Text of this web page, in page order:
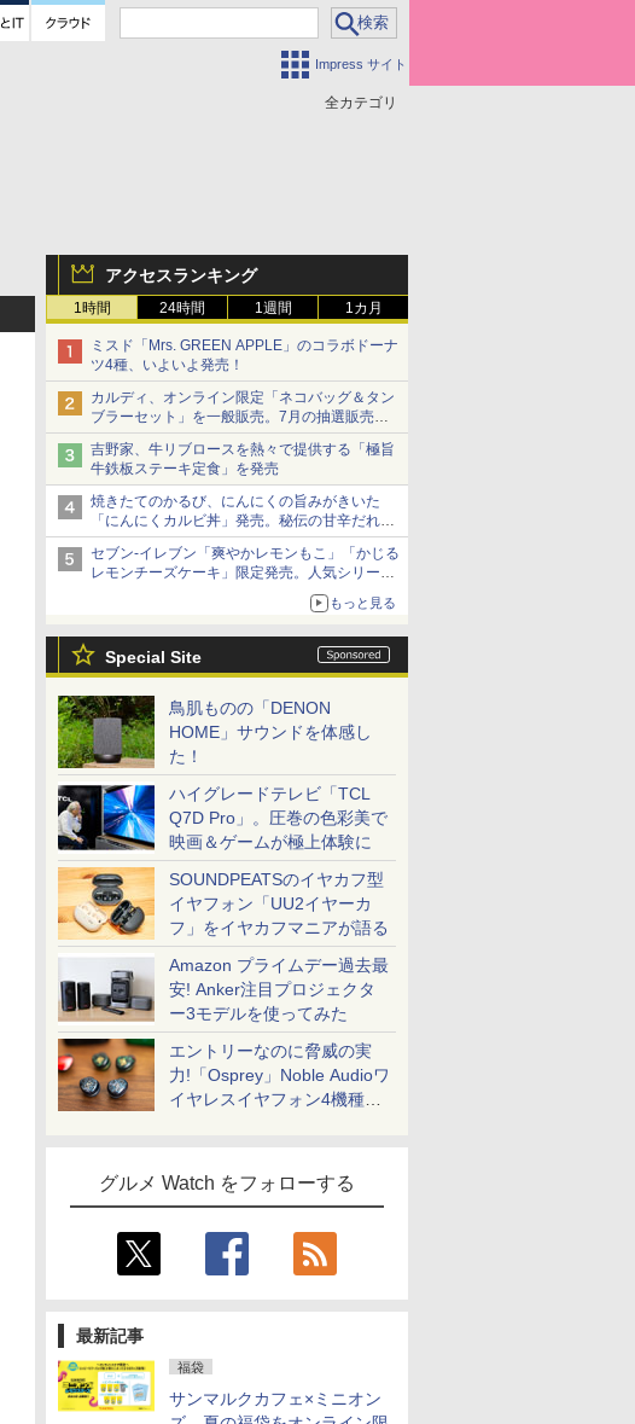
Impress サイト
全カテゴリ
アクセスランキング
1時間 24時間 1週間 1カ月
ミスド「Mrs. GREEN APPLE」のコラボドーナ
ツ4種、いよいよ発売！
カルディ、オンライン限定「ネコバッグ＆タン
ブラーセット」を一般販売。7月の抽選販売の
当選無効分
吉野家、牛リブロースを熱々で提供する「極旨
牛鉄板ステーキ定食」を発売
焼きたてのかるび、にんにくの旨みがきいた
「にんにくカルビ丼」発売。秘伝の甘辛だれを
絡めた「豚カルビ丼」も復活
セブン-イレブン「爽やかレモンもこ」「かじる
レモンチーズケーキ」限定発売。人気シリーズ
もっと見る
Special Site
鳥肌ものの「DENON
HOME」サウンドを体感し
た！
ハイグレードテレビ「TCL
Q7D Pro」。圧巻の色彩美で
映画＆ゲームが極上体験に
SOUNDPEATSのイヤカフ型
イヤフォン「UU2イヤーカ
フ」をイヤカフマニアが語る
Amazon プライムデー過去最
安! Anker注目プロジェクタ
ー3モデルを使ってみた
エントリーなのに脅威の実
力!「Osprey」Noble Audioワ
イヤレスイヤフォン4機種を
グルメ Watch をフォローする
最新記事
福袋
サンマルクカフェ×ミニオン